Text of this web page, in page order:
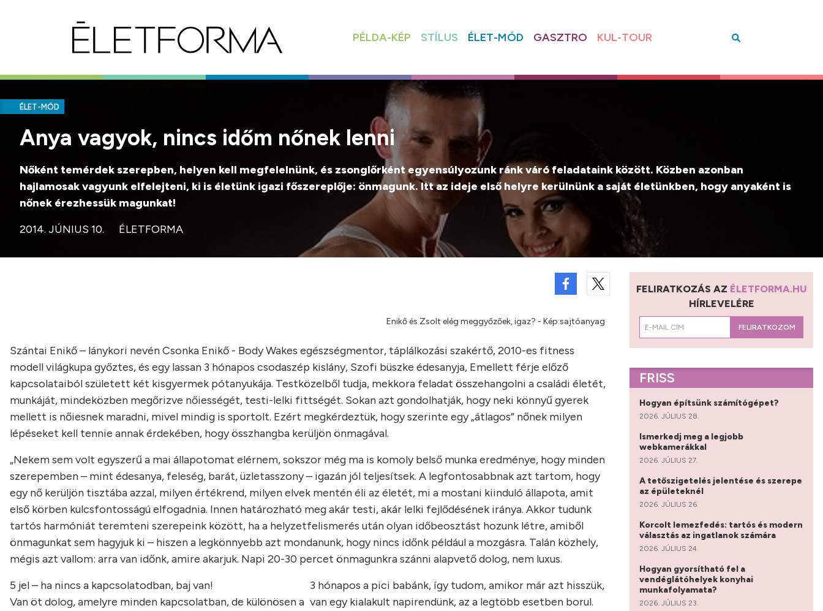
PÉLDA-KÉP STÍLUS ÉLET-MÓD GASZTRO KUL-TOUR
ÉLET-MÓD
Anya vagyok, nincs időm nőnek lenni
Nőként temérdek szerepben, helyen kell megfelelnünk, és zsonglőrként egyensúlyozunk ránk váró feladataink között. Közben azonban
hajlamosak vagyunk elfelejteni, ki is életünk igazi főszereplője: önmagunk. Itt az ideje első helyre kerülnünk a saját életünkben, hogy anyaként is
nőnek érezhessük magunkat!
2014. JÚNIUS 10.
ÉLETFORMA
Enikő és Zsolt elég meggyőzőek, igaz? - Kép:sajtóanyag
Szántai Enikő – lánykori nevén Csonka Enikő - Body Wakes egészségmentor, táplálkozási szakértő, 2010-es fitness
modell világkupa győztes, és egy lassan 3 hónapos csodaszép kislány, Szofi büszke édesanyja, Emellett férje előző
kapcsolataiból született két kisgyermek pótanyukája. Testközelből tudja, mekkora feladat összehangolni a családi életét,
munkáját, mindeközben megőrizve nőiességét, testi-lelki fittségét. Sokan azt gondolhatják, hogy neki könnyű gyerek
mellett is nőiesnek maradni, mivel mindig is sportolt. Ezért megkérdeztük, hogy szerinte egy „átlagos” nőnek milyen
lépéseket kell tennie annak érdekében, hogy összhangba kerüljön önmagával.
„Nekem sem volt egyszerű a mai állapotomat elérnem, sokszor még ma is komoly belső munka eredménye, hogy minden
szerepemben – mint édesanya, feleség, barát, üzletasszony – igazán jól teljesítsek. A legfontosabbnak azt tartom, hogy
egy nő kerüljön tisztába azzal, milyen értékrend, milyen elvek mentén éli az életét, mi a mostani kiinduló állapota, amit
első körben kulcsfontosságú elfogadnia. Innen határozható meg akár testi, akár lelki fejlődésének iránya. Akkor tudunk
tartós harmóniát teremteni szerepeink között, ha a helyzetfelismerés után olyan időbeosztást hozunk létre, amiből
önmagunkat sem hagyjuk ki – hiszen a legkönnyebb azt mondanunk, hogy nincs időnk például a mozgásra. Talán közhely,
mégis azt vallom: arra van időnk, amire akarjuk. Napi 20-30 percet önmagunkra szánni alapvető dolog, nem luxus.
5 jel – ha nincs a kapcsolatodban, baj van!
Van öt dolog, amelyre minden kapcsolatban, de különösen a
3 hónapos a pici babánk, így tudom, amikor már azt hisszük,
van egy kialakult napirendünk, az a legtöbb esetben borul.
FELIRATKOZÁS AZ ÉLETFORMA.HU
HÍRLEVELÉRE
FELIRATKOZOM
FRISS
Hogyan építsünk számítógépet?
2026. JÚLIUS 28.
Ismerkedj meg a legjobb
webkamerákkal
2026. JÚLIUS 27.
A tetőszigetelés jelentése és szerepe
az épületeknél
2026. JÚLIUS 26.
Korcolt lemezfedés: tartós és modern
választás az ingatlanok számára
2026. JÚLIUS 24.
Hogyan gyorsítható fel a
vendéglátóhelyek konyhai
munkafolyamata?
2026. JÚLIUS 23.